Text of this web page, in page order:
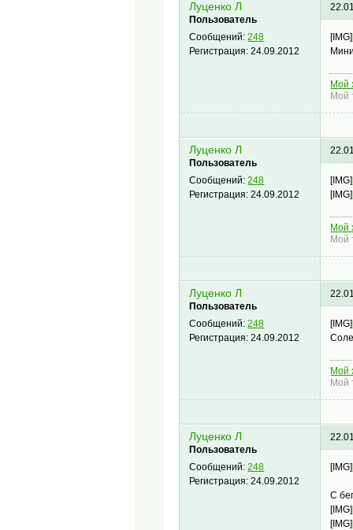
Луценко Л
Пользователь
Сообщений:248
Регистрация:24.09.2012
[IMG]
Мой
Мой
Луценко Л
Пользователь
Сообщений:248
Регистрация:24.09.2012
[IMG]
[IMG]
Мой
Мой
Луценко Л
Пользователь
Сообщений:248
Регистрация:24.09.2012
[IMG]
Мой
Мой
Луценко Л
Пользователь
Сообщений:248
Регистрация:24.09.2012
[IMG]
С
[IMG]
[IMG]